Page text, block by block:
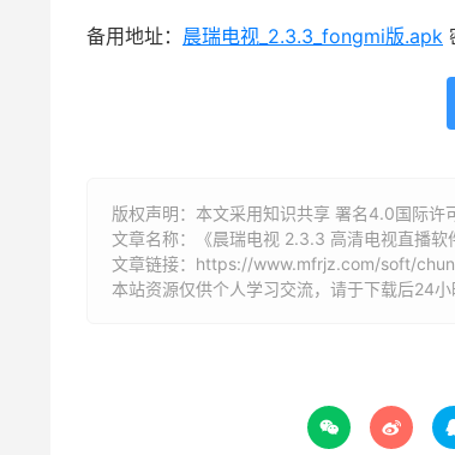
备用地址： 晨瑞电视_2.3.3_fongmi版.apk
版权声明：本文采用知识共享 署名4.0国际许
文章名称：《晨瑞电视 2.3.3 高清电视直播软
文章链接： https://www.mfrjz.com/soft/
本站资源仅供个人学习交流，请于下载后24
 